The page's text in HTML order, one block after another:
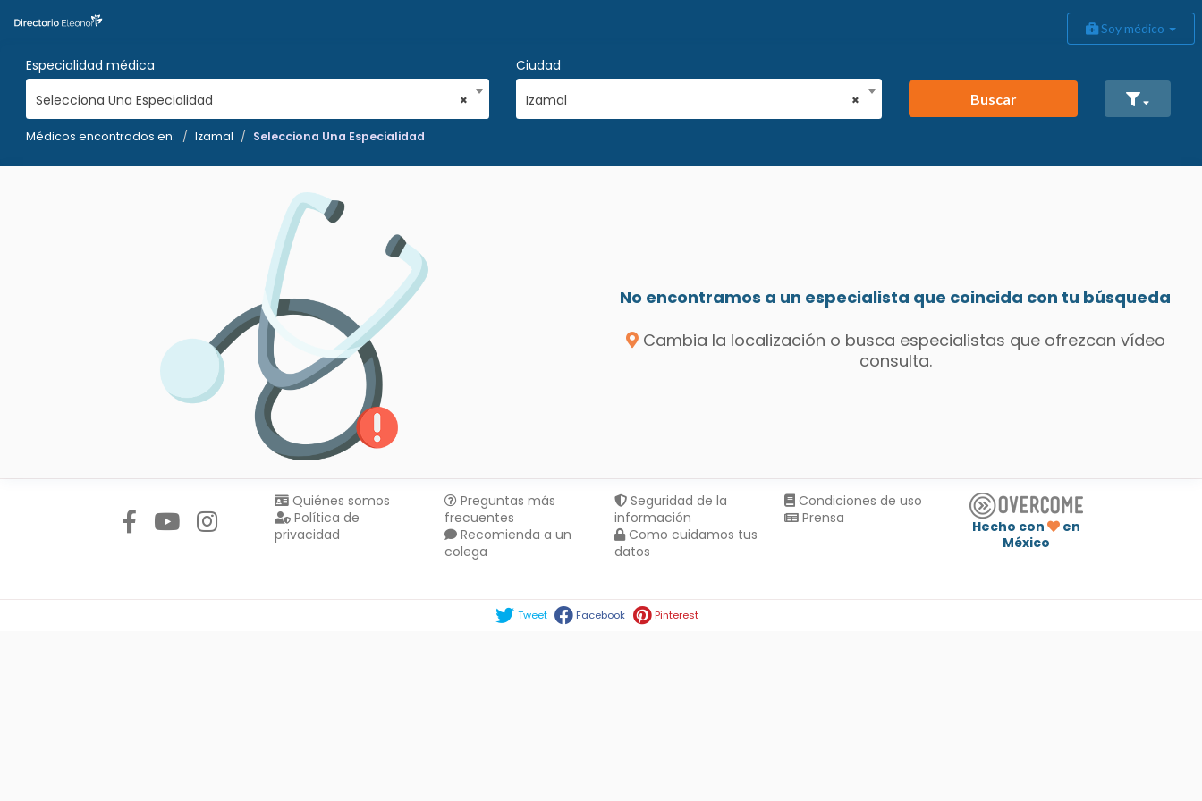
Soy médico
Especialidad médica
×
Selecciona Una Especialidad
Ciudad
×
Izamal Buscar
Médicos encontrados en: Izamal Selecciona Una Especialidad
No encontramos a un especialista que coincida con tu búsqueda
Cambia la localización o busca especialistas que ofrezcan vídeo
consulta.
Quiénes somos
Política de
privacidad
Preguntas más
frecuentes
Recomienda a un
colega
Seguridad de la
información
Como cuidamos tus
datos
Condiciones de uso
Prensa
Hecho con
en
México
Tweet Facebook Pinterest